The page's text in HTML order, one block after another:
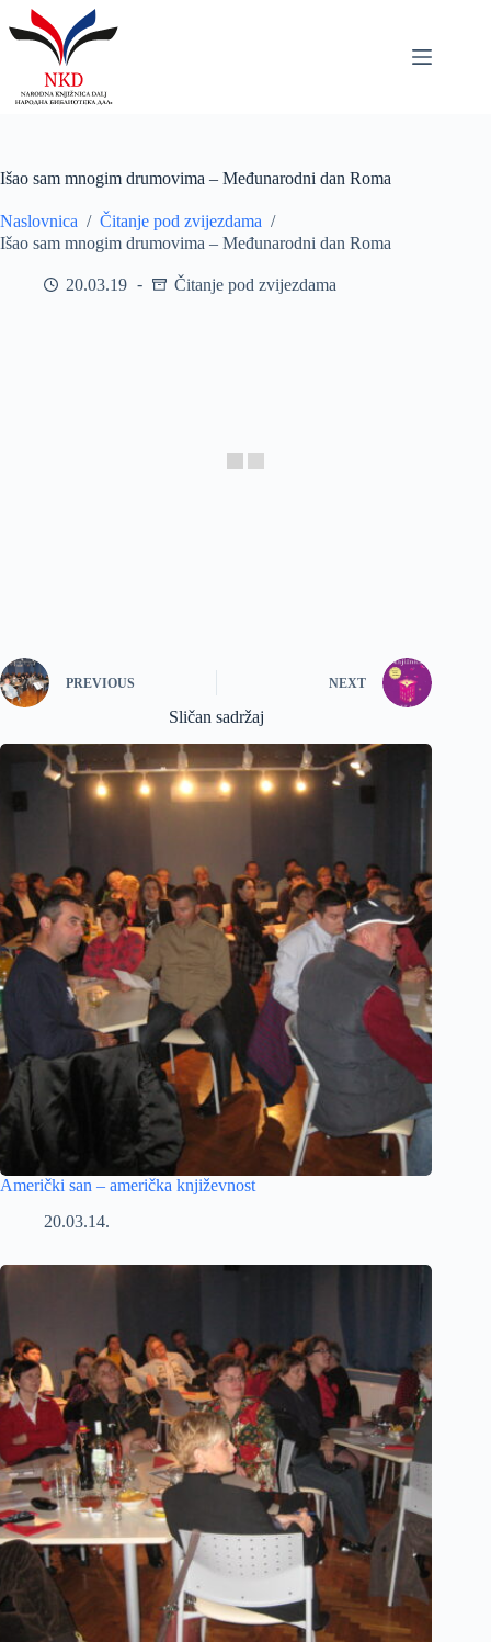
to
content
Išao sam mnogim drumovima – Međunarodni dan Roma
Naslovnica / Čitanje pod zvijezdama /
Išao sam mnogim drumovima – Međunarodni dan Roma
20.03.19 Čitanje pod zvijezdama
PREVIOUS NEXT
Sličan sadržaj
Američki san – američka književnost
20.03.14.